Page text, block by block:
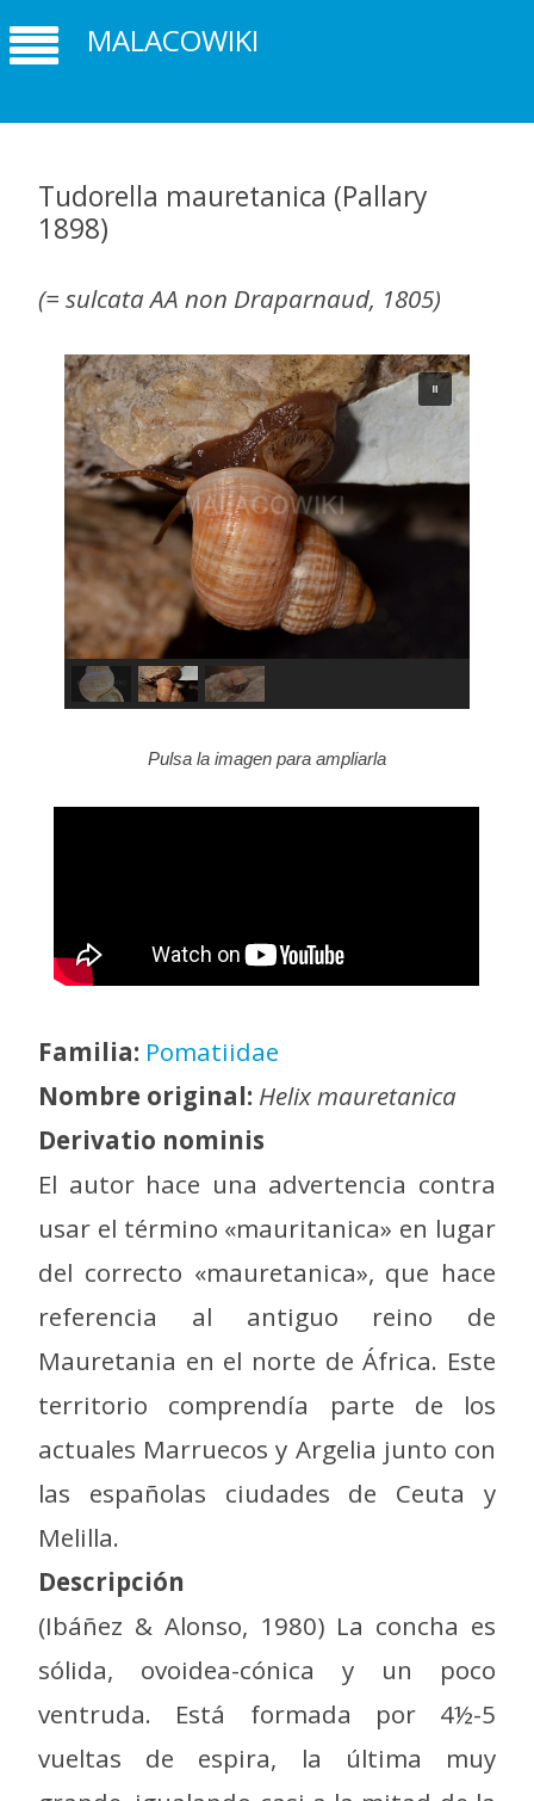
MALACOWIKI
Tudorella mauretanica (Pallary
1898)
(= sulcata AA non Draparnaud, 1805)
Pulsa la imagen para ampliarla
Familia: Pomatiidae
Nombre original: Helix mauretanica
Derivatio nominis
El autor hace una advertencia contra
usar el término «mauritanica» en lugar
del correcto «mauretanica», que hace
referencia al antiguo reino de
Mauretania en el norte de África. Este
territorio comprendía parte de los
actuales Marruecos y Argelia junto con
las españolas ciudades de Ceuta y
Melilla.
Descripción
(Ibáñez & Alonso, 1980) La concha es
sólida, ovoidea-cónica y un poco
ventruda. Está formada por 4½-5
vueltas de espira, la última muy